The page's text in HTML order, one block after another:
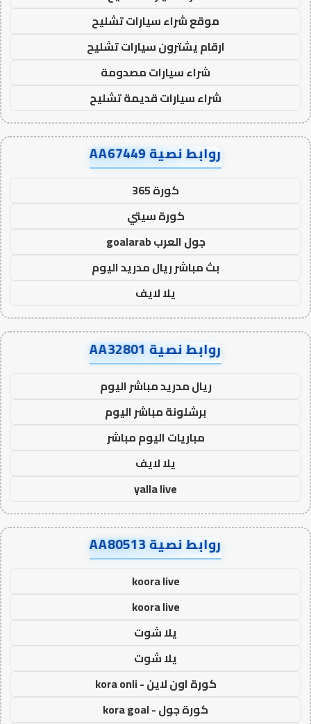
موقع شراء سيارات تشليح
ارقام يشترون سيارات تشليح
شراء سيارات مصدومة
شراء سيارات قديمة تشليح
روابط نصية AA67449
كورة 365
كورة سيتي
جول العرب goalarab
بث مباشر ريال مدريد اليوم
يلا لايف
روابط نصية AA32801
ريال مدريد مباشر اليوم
برشلونة مباشر اليوم
مباريات اليوم مباشر
يلا لايف
yalla live
روابط نصية AA80513
koora live
koora live
يلا شوت
يلا شوت
كورة اون لاين - kora onli
كورة جول - kora goal